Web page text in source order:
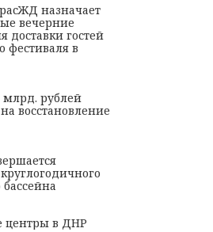
назначает
вечерние
доставки гостей
фестиваля в
млрд. рублей
восстановление
бассейна
центры в ДНР